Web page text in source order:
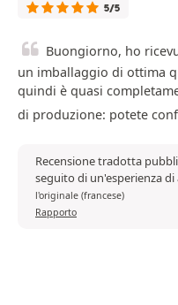
5/5
Buongiorno, ho
un imballaggio di ottima
quindi è quasi
di produzione: potete
Recensione tradotta
seguito di un'esperienza
l'originale (francese)
Rapporto